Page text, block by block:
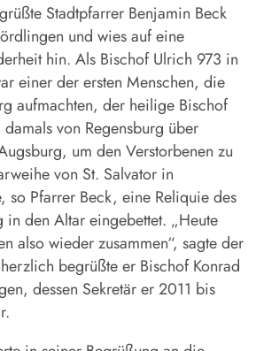
Stadtpfarrer Benjamin Beck
und wies auf eine
hin. Als Bischof Ulrich 973 in
einer der ersten Menschen, die
aufmachten, der heilige Bischof
von Regensburg über
um den Verstorbenen zu
von St. Salvator in
so Pfarrer Beck, eine Reliquie des
den Altar eingebettet. „Heute
also wieder zusammen“, sagte der
begrüßte er Bischof Konrad
dessen Sekretär er 2011 bis